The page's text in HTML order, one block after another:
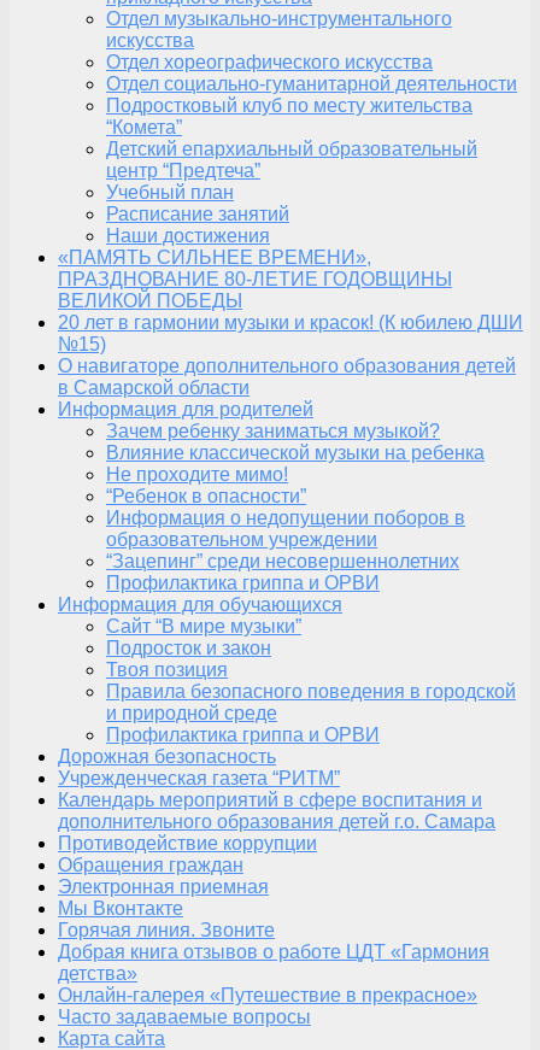
Отдел музыкально-инструментального
искусства
Отдел хореографического искусства
Отдел социально-гуманитарной деятельности
Подростковый клуб по месту жительства
“Комета”
Детский епархиальный образовательный
центр “Предтеча”
Учебный план
Расписание занятий
Наши достижения
«ПАМЯТЬ СИЛЬНЕЕ ВРЕМЕНИ»,
ПРАЗДНОВАНИЕ 80-ЛЕТИЕ ГОДОВЩИНЫ
ВЕЛИКОЙ ПОБЕДЫ
20 лет в гармонии музыки и красок! (К юбилею ДШИ
№15)
О навигаторе дополнительного образования детей
в Самарской области
Информация для родителей
Зачем ребенку заниматься музыкой?
Влияние классической музыки на ребенка
Не проходите мимо!
“Ребенок в опасности”
Информация о недопущении поборов в
образовательном учреждении
“Зацепинг” среди несовершеннолетних
Профилактика гриппа и ОРВИ
Информация для обучающихся
Сайт “В мире музыки”
Подросток и закон
Твоя позиция
Правила безопасного поведения в городской
и природной среде
Профилактика гриппа и ОРВИ
Дорожная безопасность
Учрежденческая газета “РИТМ”
Календарь мероприятий в сфере воспитания и
дополнительного образования детей г.о. Самара
Противодействие коррупции
Обращения граждан
Электронная приемная
Мы Вконтакте
Горячая линия. Звоните
Добрая книга отзывов о работе ЦДТ «Гармония
детства»
Онлайн-галерея «Путешествие в прекрасное»
Часто задаваемые вопросы
Карта сайта